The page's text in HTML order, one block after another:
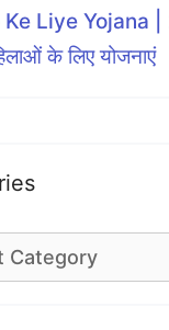
Ke Liye Yojana
के लिए योजनाएं